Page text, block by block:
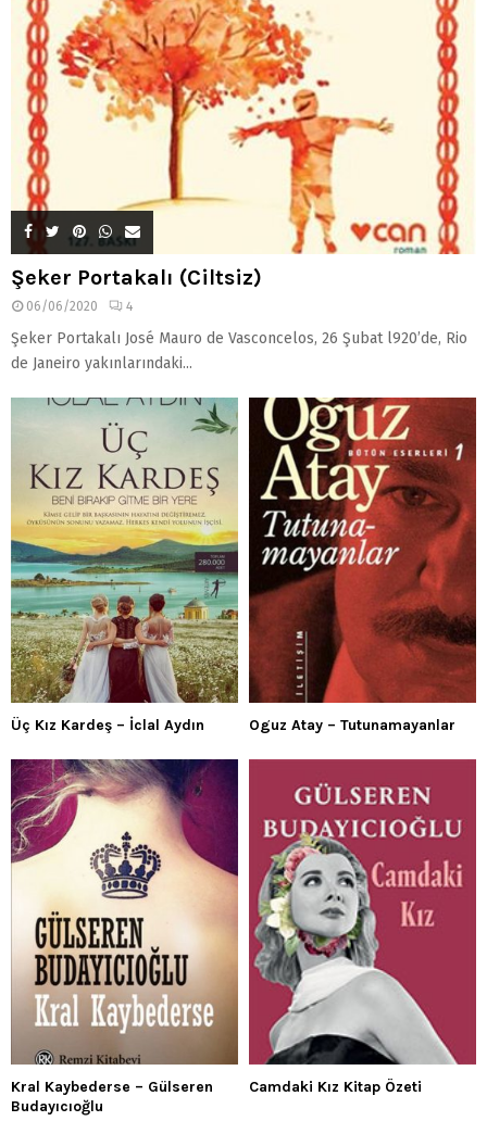
Şeker Portakalı (Ciltsiz)
06/06/2020 4
Şeker Portakalı José Mauro de Vasconcelos, 26 Şubat l920’de, Rio
de Janeiro yakınlarındaki...
Üç Kız Kardeş – İclal Aydın Oguz Atay – Tutunamayanlar
Kral Kaybederse – Gülseren
Budayıcıoğlu
Camdaki Kız Kitap Özeti